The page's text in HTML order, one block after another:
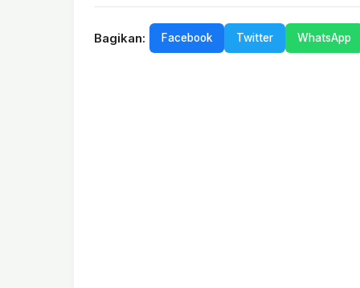
Bagikan: Facebook Twitter WhatsApp